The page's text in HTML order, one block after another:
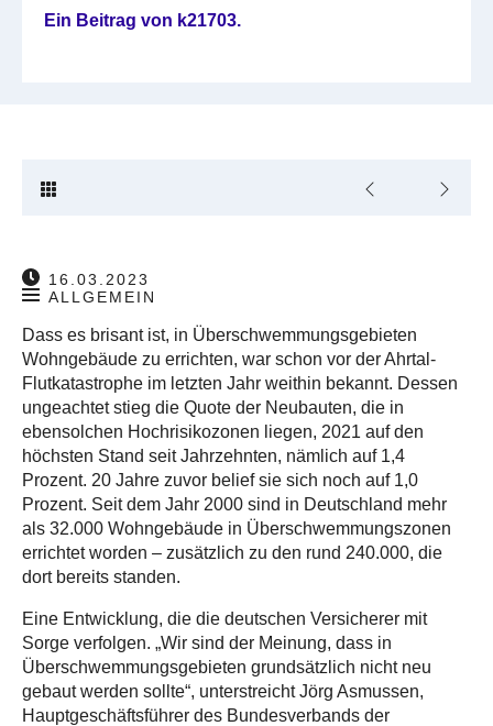
Ein Beitrag von k21703.
16.03.2023
ALLGEMEIN
Dass es brisant ist, in Überschwemmungsgebieten
Wohngebäude zu errichten, war schon vor der Ahrtal-
Flutkatastrophe im letzten Jahr weithin bekannt. Dessen
ungeachtet stieg die Quote der Neubauten, die in
ebensolchen Hochrisikozonen liegen, 2021 auf den
höchsten Stand seit Jahrzehnten, nämlich auf 1,4
Prozent. 20 Jahre zuvor belief sie sich noch auf 1,0
Prozent. Seit dem Jahr 2000 sind in Deutschland mehr
als 32.000 Wohngebäude in Überschwemmungszonen
errichtet worden – zusätzlich zu den rund 240.000, die
dort bereits standen.
Eine Entwicklung, die die deutschen Versicherer mit
Sorge verfolgen. „Wir sind der Meinung, dass in
Überschwemmungsgebieten grundsätzlich nicht neu
gebaut werden sollte“, unterstreicht Jörg Asmussen,
Hauptgeschäftsführer des Bundesverbands der